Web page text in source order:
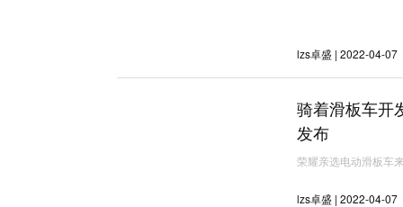
lzs卓盛 | 2022-04-07
骑着滑板车开
发布
荣耀亲选电动滑板车
lzs卓盛 | 2022-04-07